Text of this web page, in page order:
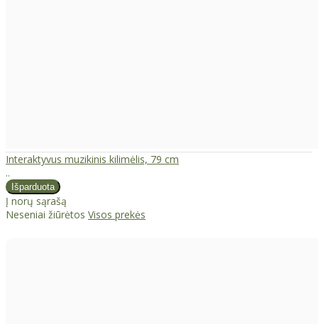
Interaktyvus muzikinis kilimėlis, 79 cm
..
Į norų sąrašą
Neseniai žiūrėtos Visos prekės